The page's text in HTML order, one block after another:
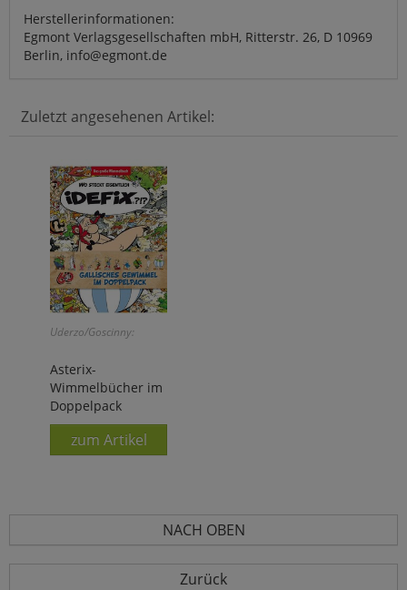
Herstellerinformationen:
Egmont Verlagsgesellschaften mbH, Ritterstr. 26, D 10969
Berlin, info@egmont.de
Zuletzt angesehenen Artikel:
Uderzo/Goscinny:
Asterix-
Wimmelbücher im
Doppelpack
zum Artikel
NACH OBEN
Zurück